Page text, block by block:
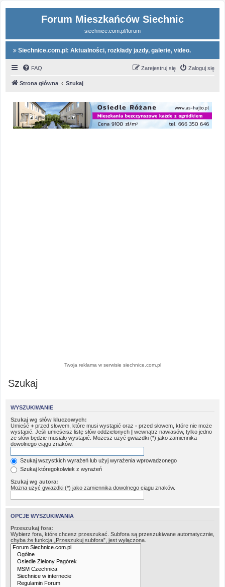
Forum Mieszkańców Siechnic
siechnice.com.pl/forum
Siechnice.com.pl: Aktualności, rozkłady jazdy, galerie, video.
FAQ Zaloguj się
Zarejestruj się
Strona główna Szukaj
Twoja reklama w serwisie siechnice.com.pl
Szukaj
WYSZUKIWANIE
Szukaj wg słów kluczowych:
Umieść + przed słowem, które musi wystąpić oraz - przed słowem, które nie może
wystąpić. Jeśli umieścisz listę słów oddzielonych
wewnątrz nawiasów, tylko jedno
ze słów będzie musiało wystąpić. Możesz użyć gwiazdki (*) jako zamiennika
dowolnego ciągu znaków.
Szukaj wszystkich wyrażeń lub użyj wyrażenia wprowadzonego
Szukaj któregokolwiek z wyrażeń
Szukaj wg autora:
Można użyć gwiazdki (*) jako zamiennika dowolnego ciągu znaków.
OPCJE WYSZUKIWANIA
Przeszukaj fora:
Wybierz fora, które chcesz przeszukać. Subfora są przeszukiwane automatycznie,
chyba że funkcja „Przeszukuj subfora”, jest wyłączona.